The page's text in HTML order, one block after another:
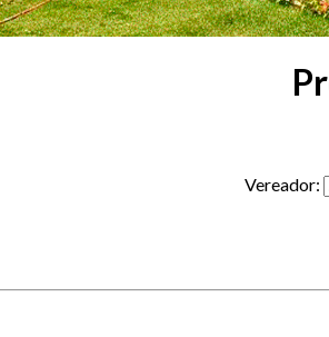
Vereador: